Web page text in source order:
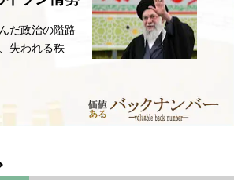
だ政治の隘路
失われる秩